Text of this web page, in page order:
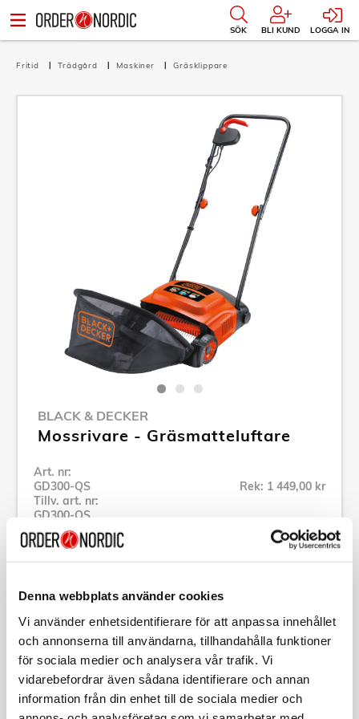
Denna webbplats använder cookies
Vi använder enhetsidentifierare för att anpassa innehållet
och annonserna till användarna, tillhandahålla funktioner
för sociala medier och analysera vår trafik. Vi
vidarebefordrar även sådana identifierare och annan
information från din enhet till de sociala medier och
SÖK BLI KUND LOGGA IN
Fritid Trädgård Maskiner Gräsklippare
BLACK & DECKER
Mossrivare - Gräsmatteluftare
Art. nr:
GD300-QS
Tillv. art. nr:
GD300-QS
Rek: 1 449,00 kr
Se alla produkter inom Black & Decker
Specifikation
Beskrivning
Art. nr:GD300-QS